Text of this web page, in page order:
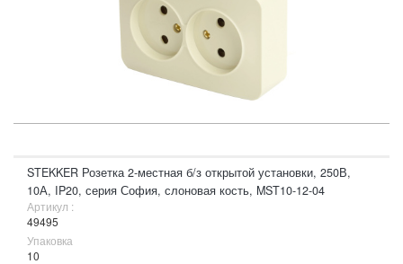
STEKKER Розетка 2-местная б/з открытой установки, 250В,
10А, IP20, серия София, слоновая кость, MST10-12-04
Артикул :
49495
Упаковка
10